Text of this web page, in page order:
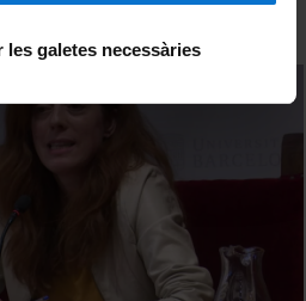
les galetes necessàries